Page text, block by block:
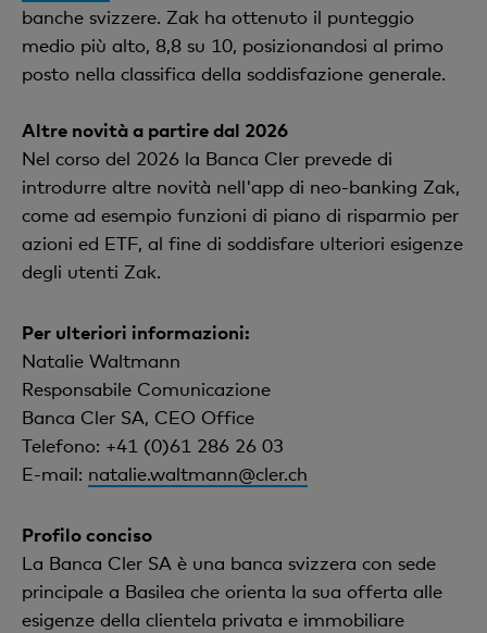
banche svizzere. Zak ha ottenuto il punteggio
medio più alto, 8,8 su 10, posizionandosi al primo
posto nella classifica della soddisfazione generale.
Altre novità a partire dal 2026
Nel corso del 2026 la Banca Cler prevede di
introdurre altre novità nell'app di neo-banking Zak,
come ad esempio funzioni di piano di risparmio per
azioni ed ETF, al fine di soddisfare ulteriori esigenze
degli utenti Zak.
Per ulteriori informazioni:
Natalie Waltmann
Responsabile Comunicazione
Banca Cler SA, CEO Office
Telefono: +41 (0)61 286 26 03
E-mail: natalie.waltmann@cler.ch
Profilo conciso
La Banca Cler SA è una banca svizzera con sede
principale a Basilea che orienta la sua offerta alle
esigenze della clientela privata e immobiliare